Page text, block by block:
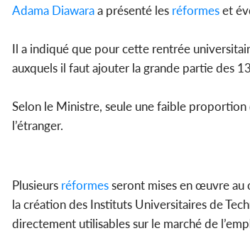
Adama Diawaraa présenté les réformeset
Il a indiqué que pour cette rentrée
auxquels il faut ajouter la grande partie des
Selon le Ministre, seule une faible proportion
l’étranger.
Plusieurs réformesseront mises en œuvre au
la création des Instituts Universitaires de
directement utilisables sur le marché de